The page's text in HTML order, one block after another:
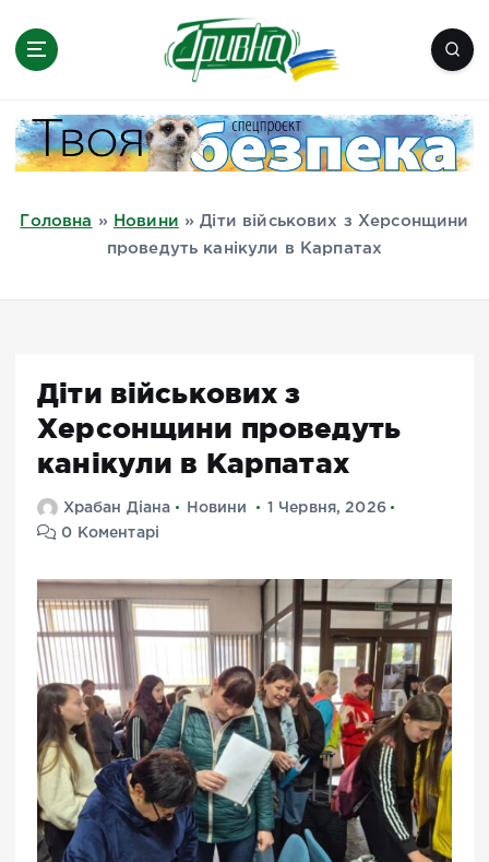
Миколаїв, Одеса, Мелітополь
Головна » Новини »Діти військових з Херсонщини
проведуть канікули в Карпатах
Діти військових з
Херсонщини проведуть
канікули в Карпатах
Храбан Діана Новини
1 Червня, 2026
0 Коментарі